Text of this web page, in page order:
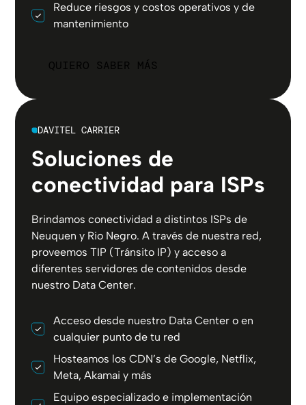
Reduce riesgos y costos operativos y de
mantenimiento
QUIERO SABER MÁS
DAVITEL CARRIER
Soluciones de
conectividad para ISPs
Brindamos conectividad a distintos ISPs de
Neuquen y Rio Negro. A través de nuestra red,
proveemos TIP (Tránsito IP) y acceso a
diferentes servidores de contenidos desde
nuestro Data Center.
Acceso desde nuestro Data Center o en
cualquier punto de tu red
Hosteamos los CDN’s de Google, Netflix,
Meta, Akamai y más
Equipo especializado e implementación